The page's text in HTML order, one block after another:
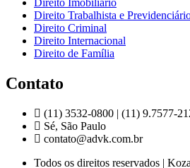
Direito Imobiliário
Direito Trabalhista e
Direito Criminal
Direito Internacional
Direito de Família
Contato
(11) 3532-0800 | (11) 9.7577-
Sé, São Paulo
contato@advk.com.br
Todos os direitos reservados |